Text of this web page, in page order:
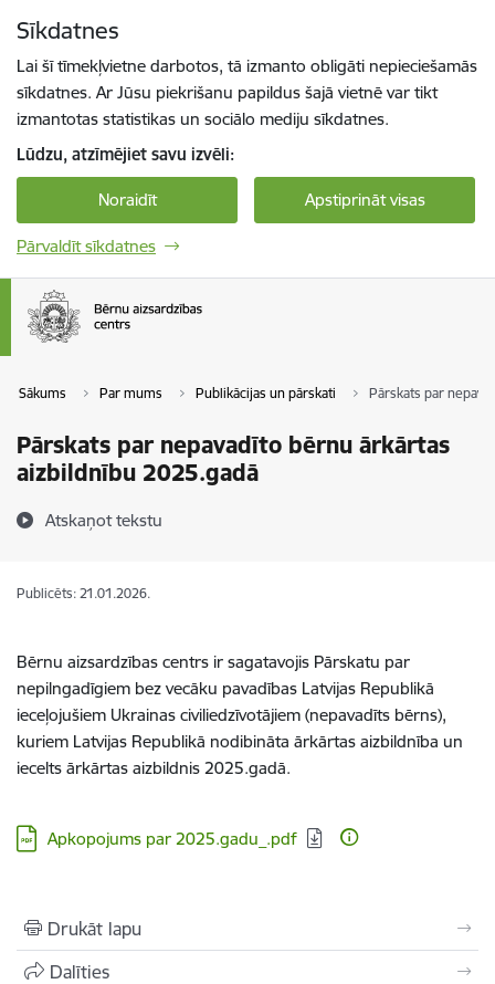
Sīkdatnes
Lai šī tīmekļvietne darbotos, tā izmanto obligāti nepieciešamās
sīkdatnes. Ar Jūsu piekrišanu papildus šajā vietnē var tikt
izmantotas statistikas un sociālo mediju sīkdatnes.
Lūdzu, atzīmējiet savu izvēli:
Noraidīt Apstiprināt visas
Pārvaldīt sīkdatnes
Sākums Par mums Publikācijas un pārskati Pārskats par
Pārskats par nepavadīto bērnu ārkārtas
aizbildnību 2025.gadā
Atskaņot tekstu
Publicēts: 21.01.2026.
Bērnu aizsardzības centrs ir sagatavojis Pārskatu par
nepilngadīgiem bez vecāku pavadības Latvijas Republikā
ieceļojušiem Ukrainas civiliedzīvotājiem (nepavadīts bērns),
kuriem Latvijas Republikā nodibināta ārkārtas aizbildnība un
iecelts ārkārtas aizbildnis 2025.gadā.
Lejupielādēt:
Apkopojums par 2025.gadu_.pdf
Drukāt lapu
Dalīties